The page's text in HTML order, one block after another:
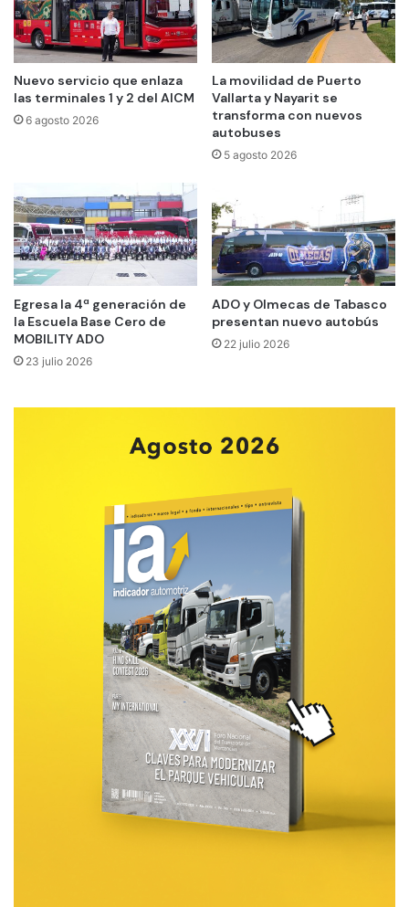
Nuevo servicio que enlaza
las terminales 1 y 2 del AICM
6 agosto 2026
La movilidad de Puerto
Vallarta y Nayarit se
transforma con nuevos
autobuses
5 agosto 2026
Egresa la 4ª generación de
la Escuela Base Cero de
MOBILITY ADO
23 julio 2026
ADO y Olmecas de Tabasco
presentan nuevo autobús
22 julio 2026